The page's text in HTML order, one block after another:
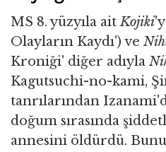
MS 8. yüzyıla aitKojiki
Olayların Kaydı') ve
Kroniği' diğer adıyla
Kagutsuchi-no-kami,
tanrılarından
doğum sırasında
annesini öldürdü.